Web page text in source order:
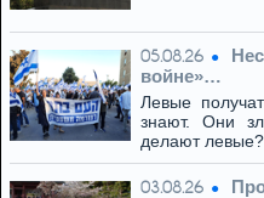
05.08.26
войне»…
Левые
знают. Они
делают
03.08.26